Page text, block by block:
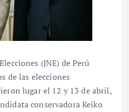
(JNE) de Perú
de las elecciones
lugar el 12 y 13 de abril,
conservadora Keiko